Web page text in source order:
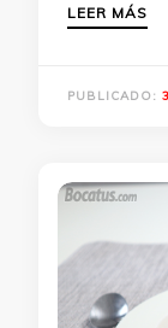
LEER MÁS
PUBLICADO: